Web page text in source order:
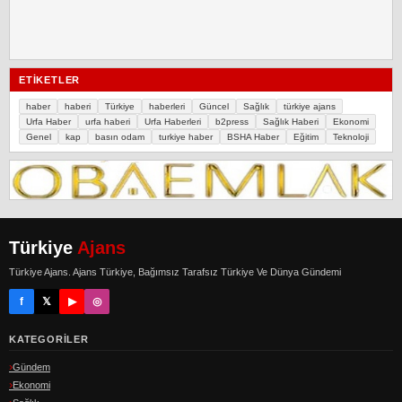
ETIKETLER
haber haberi Türkiye haberleri Güncel Sağlık
türkiye ajans
Urfa Haber
urfa haberi Urfa Haberleri b2press Sağlık Haberi
Ekonomi
Genel
kap basın odam turkiye haber BSHA Haber Eğitim Teknoloji
Türkiye Ajans
Türkiye Ajans. Ajans Türkiye, Bağımsız Tarafsız Türkiye Ve Dünya Gündemi
f 𝕏 ▶ ◎
KATEGORILER
Gündem
Ekonomi